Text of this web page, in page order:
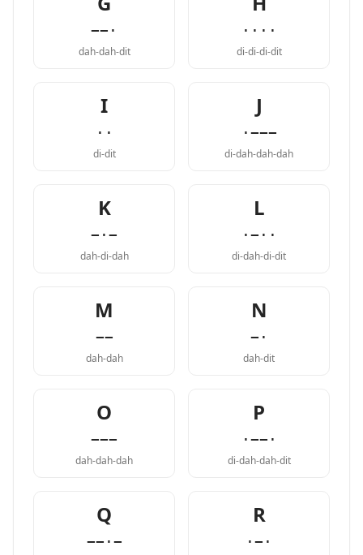
−−·
dah-dah-dit
····
di-di-di-dit
I
··
di-dit
J
·−−−
di-dah-dah-dah
K
−·−
dah-di-dah
L
·−··
di-dah-di-dit
M
−−
dah-dah
N
−·
dah-dit
O
−−−
dah-dah-dah
P
·−−·
di-dah-dah-dit
Q
−−·−
R
·−·